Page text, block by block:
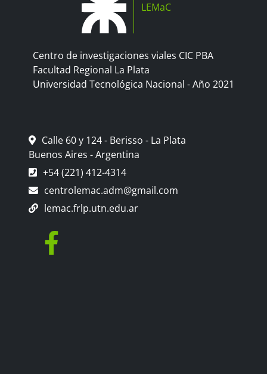
LEMaC
Centro de investigaciones viales CIC PBA
Facultad Regional La Plata
Universidad Tecnológica Nacional - Año 2021
Calle 60 y 124 - Berisso - La Plata
Buenos Aires - Argentina
+54 (221) 412-4314
centrolemac.adm@gmail.com
lemac.frlp.utn.edu.ar